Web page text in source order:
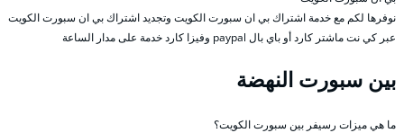
نوفرها لكم مع خدمة اشتراك بي ان سبورت الكويت وتجديد اشتراك بي ان سبورت الكويت
عبر كي نت ماشتر كارد أو باي بال paypal وفيزا كارد خدمة على مدار الساعة
بين سبورت النهضة
ما هي ميزات رسيفر بين سبورت الكويت؟